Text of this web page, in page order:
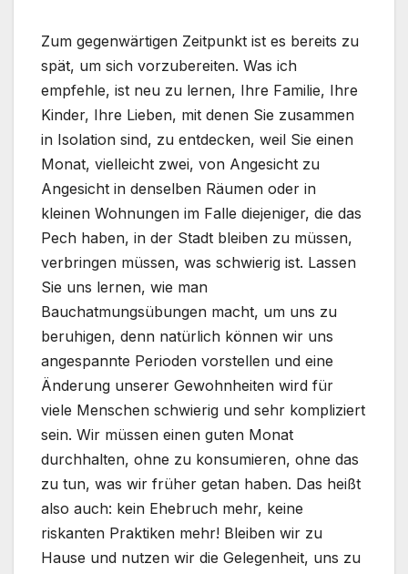
Zum gegenwärtigen Zeitpunkt ist es bereits zu
spät, um sich vorzubereiten. Was ich
empfehle, ist neu zu lernen, Ihre Familie, Ihre
Kinder, Ihre Lieben, mit denen Sie zusammen
in Isolation sind, zu entdecken, weil Sie einen
Monat, vielleicht zwei, von Angesicht zu
Angesicht in denselben Räumen oder in
kleinen Wohnungen im Falle diejeniger, die das
Pech haben, in der Stadt bleiben zu müssen,
verbringen müssen, was schwierig ist. Lassen
Sie uns lernen, wie man
Bauchatmungsübungen macht, um uns zu
beruhigen, denn natürlich können wir uns
angespannte Perioden vorstellen und eine
Änderung unserer Gewohnheiten wird für
viele Menschen schwierig und sehr kompliziert
sein. Wir müssen einen guten Monat
durchhalten, ohne zu konsumieren, ohne das
zu tun, was wir früher getan haben. Das heißt
also auch: kein Ehebruch mehr, keine
riskanten Praktiken mehr! Bleiben wir zu
Hause und nutzen wir die Gelegenheit, uns zu